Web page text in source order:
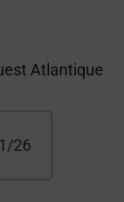
Atlantique
26